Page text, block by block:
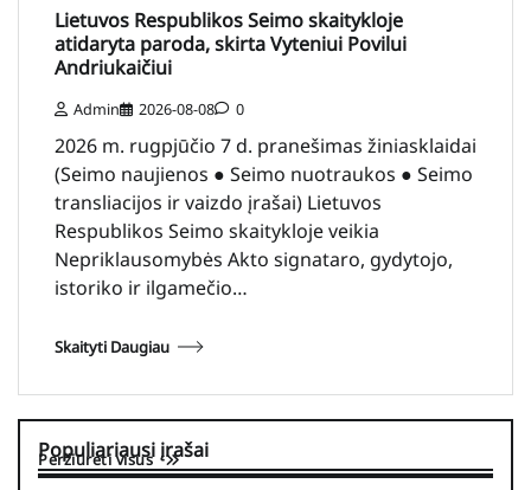
Lietuvos Respublikos Seimo skaitykloje
atidaryta paroda, skirta Vyteniui Povilui
Andriukaičiui
Admin 2026-08-08 0
2026 m. rugpjūčio 7 d. pranešimas žiniasklaidai
(Seimo naujienos ● Seimo nuotraukos ● Seimo
transliacijos ir vaizdo įrašai) Lietuvos
Respublikos Seimo skaitykloje veikia
Nepriklausomybės Akto signataro, gydytojo,
istoriko ir ilgamečio…
Skaityti Daugiau
Populiariausi įrašai
Peržiūrėti visus